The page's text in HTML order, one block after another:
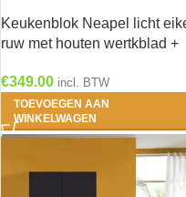
Keukenblok Neapel licht
ruw met houten wertkblad +
€349.00 incl. BTW
TOEVOEGEN AAN
WINKELWAGEN